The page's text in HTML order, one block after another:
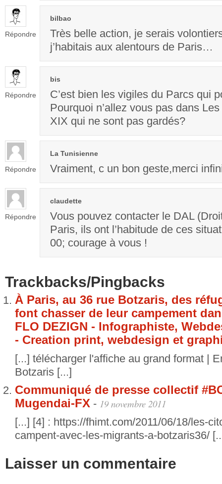
Répondre
bilbao
Très belle action, je serais
j’habitais aux alentours de Paris…
Répondre
bis
C’est bien les vigiles du Parcs qui
Pourquoi n’allez vous pas dans
XIX qui ne sont pas gardés?
Répondre
La Tunisienne
Vraiment, c un bon geste,merci
Répondre
claudette
Vous pouvez contacter le DAL
Paris, ils ont l’habitude de ces
00; courage à vous !
Trackbacks/Pingbacks
À Paris, au 36 rue Botzaris, des
font chasser de leur campement
FLO DEZIGN - Infographiste,
- Creation print, webdesign et
[...] télécharger l'affiche au grand format |
Botzaris [...]
Communiqué de presse collectif
Mugendai-FX - 19 novembre 2011
[...] [4] : https://fhimt.com/2011/06/18/les-
campent-avec-les-migrants-a-botzaris36/
Laisser un commentaire